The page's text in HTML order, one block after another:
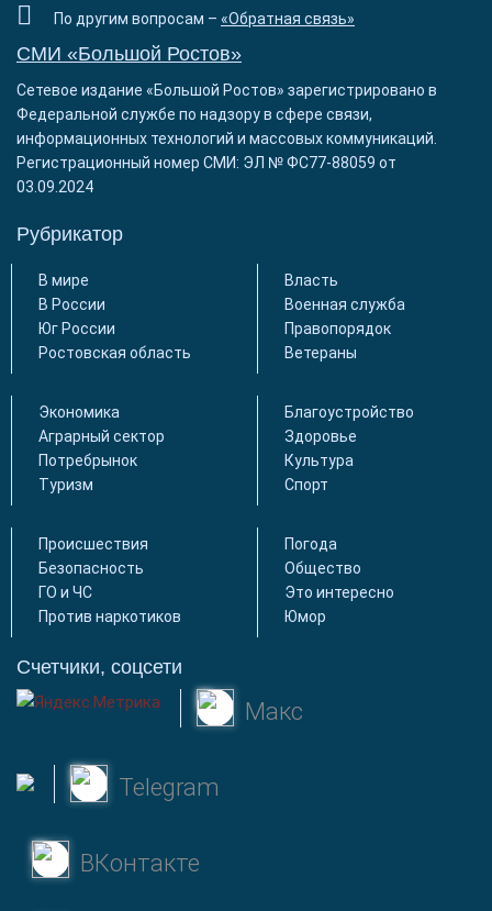
По другим вопросам – «Обратная связь»
СМИ «Большой Ростов»
Сетевое издание «Большой Ростов» зарегистрировано в
Федеральной службе по надзору в сфере связи,
информационных технологий и массовых коммуникаций.
Регистрационный номер СМИ: ЭЛ № ФС77-88059 от
03.09.2024
Рубрикатор
В мире
В России
Юг России
Ростовская область
Власть
Военная служба
Правопорядок
Ветераны
Экономика
Аграрный сектор
Потребрынок
Туризм
Благоустройство
Здоровье
Культура
Спорт
Происшествия
Безопасность
ГО и ЧС
Против наркотиков
Погода
Общество
Это интересно
Юмор
Счетчики, соцсети
Макс
Telegram
ВКонтакте